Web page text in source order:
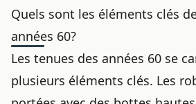
Quels sont les éléments clés
années 60?
Les tenues des années 60 se
plusieurs éléments clés. Les